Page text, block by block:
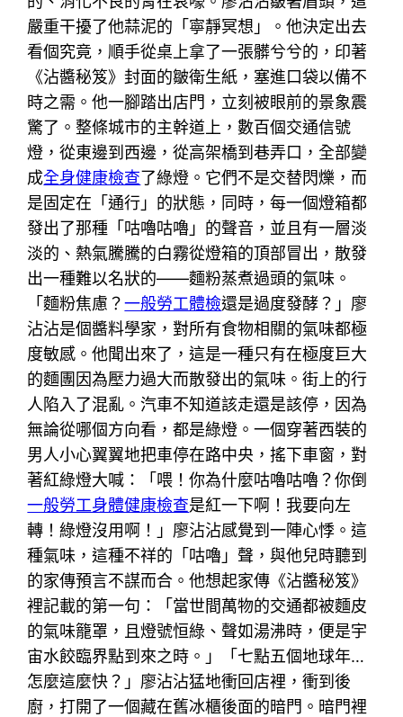
嚴重干擾了他蒜泥的「寧靜冥想」。他決定出去
看個究竟，順手從桌上拿了一張髒兮兮的，印著
《沾醬秘笈》封面的皺衛生紙，塞進口袋以備不
時之需。他一腳踏出店門，立刻被眼前的景象震
驚了。整條城市的主幹道上，數百個交通信號
燈，從東邊到西邊，從高架橋到巷弄口，全部變
成全身健康檢查了綠燈。它們不是交替閃爍，而
是固定在「通行」的狀態，同時，每一個燈箱都
發出了那種「咕嚕咕嚕」的聲音，並且有一層淡
淡的、熱氣騰騰的白霧從燈箱的頂部冒出，散發
出一種難以名狀的——麵粉蒸煮過頭的氣味。
「麵粉焦慮？一般勞工體檢還是過度發酵？」廖
沾沾是個醬料學家，對所有食物相關的氣味都極
度敏感。他聞出來了，這是一種只有在極度巨大
的麵團因為壓力過大而散發出的氣味。街上的行
人陷入了混亂。汽車不知道該走還是該停，因為
無論從哪個方向看，都是綠燈。一個穿著西裝的
男人小心翼翼地把車停在路中央，搖下車窗，對
著紅綠燈大喊：「喂！你為什麼咕嚕咕嚕？你倒
一般勞工身體健康檢查是紅一下啊！我要向左
轉！綠燈沒用啊！」廖沾沾感覺到一陣心悸。這
種氣味，這種不祥的「咕嚕」聲，與他兒時聽到
的家傳預言不謀而合。他想起家傳《沾醬秘笈》
裡記載的第一句：「當世間萬物的交通都被麵皮
的氣味籠罩，且燈號恒綠、聲如湯沸時，便是宇
宙水餃臨界點到來之時。」「七點五個地球年…
怎麼這麼快？」廖沾沾猛地衝回店裡，衝到後
廚，打開了一個藏在舊冰櫃後面的暗門。暗門裡